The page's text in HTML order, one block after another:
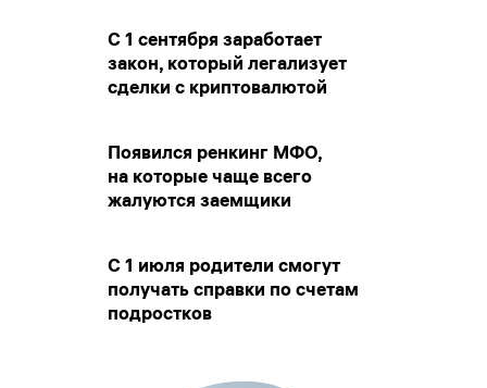
С 1 сентября заработает
закон, который легализует
сделки с криптовалютой
Появился ренкинг МФО,
на которые чаще всего
жалуются заемщики
С 1 июля родители смогут
получать справки по счетам
подростков